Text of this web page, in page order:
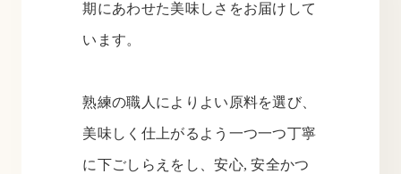
期にあわせた美味しさをお届けして
います。
熟練の職人によりよい原料を選び、
美味しく仕上がるよう一つ一つ丁寧
に下ごしらえをし、安心, 安全かつ